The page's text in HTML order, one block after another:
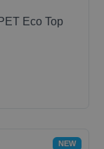
Eco Top
NEW